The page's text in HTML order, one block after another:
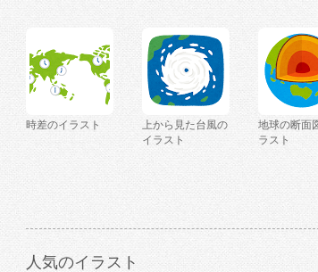
時差のイラスト
上から見た台風の
イラスト
地球の断面
ラスト
人気のイラスト